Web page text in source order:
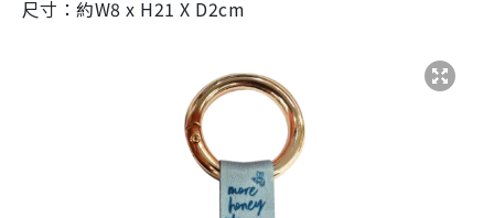
尺寸：約W8 x H21 X D2cm